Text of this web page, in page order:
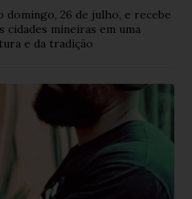
26 de julho, e recebe
cidades mineiras em uma
e da tradição